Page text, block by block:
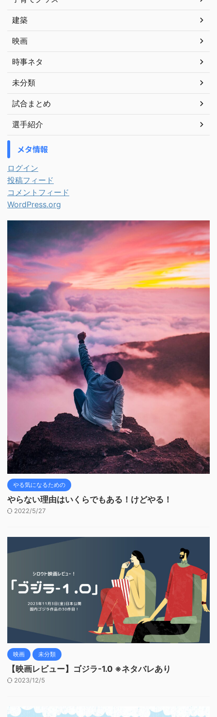
建築
映画
時事ネタ
未分類
試合まとめ
選手紹介
メタ情報
ログイン
投稿フィード
コメントフィード
WordPress.org
やる気になるための
やらない理由はいくらでもある！けどやる！
2022/5/27
映画 未分類
【映画レビュー】ゴジラ-1.0 ※ネタバレあり
2023/12/5